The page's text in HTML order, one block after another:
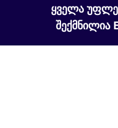
ყველა
შექმნილია